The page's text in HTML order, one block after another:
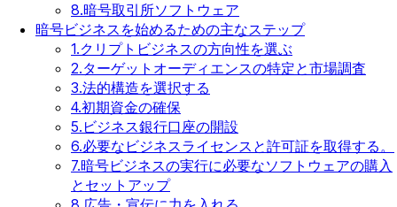
8.暗号取引所ソフトウェア
暗号ビジネスを始めるための主なステップ
1.クリプトビジネスの方向性を選ぶ
2.ターゲットオーディエンスの特定と市場調査
3.法的構造を選択する
4.初期資金の確保
5.ビジネス銀行口座の開設
6.必要なビジネスライセンスと許可証を取得する。
7.暗号ビジネスの実行に必要なソフトウェアの購入
とセットアップ